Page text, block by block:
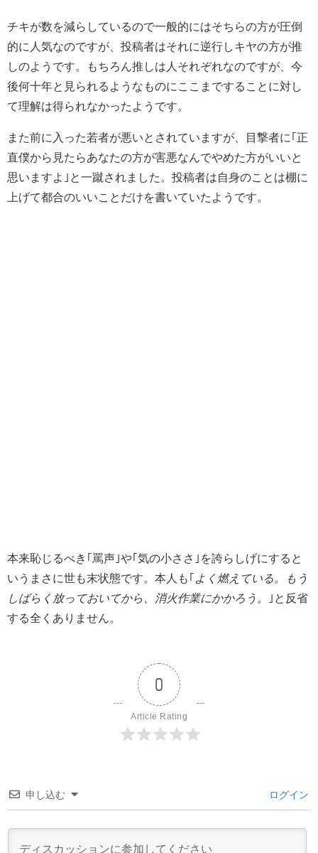
チキが数を減らしているので一般的にはそちらの方が圧倒
的に人気なのですが、投稿者はそれに逆行しキヤの方が推
しのようです。もちろん推しは人それぞれなのですが、今
後何十年と見られるようなものにここまですることに対し
て理解は得られなかったようです。
また前に入った若者が悪いとされていますが、目撃者に｢正
直僕から見たらあなたの方が害悪なんでやめた方がいいと
思いますよ｣と一蹴されました。投稿者は自身のことは棚に
上げて都合のいいことだけを書いていたようです。
本来恥じるべき｢罵声｣や｢気の小ささ｣を誇らしげにすると
いうまさに世も末状態です。本人も｢
よく燃えている。もう
しばらく放っておいてから、消火作業にかかろう。
｣と反省
する全くありません。
0
Article Rating
申し込む ログイン